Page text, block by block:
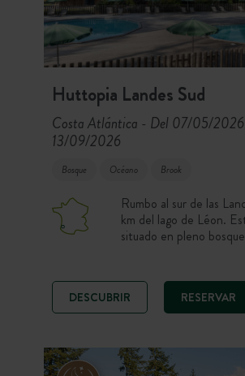
Huttopia Landes Sud
Costa Atlántica - Del 07/05/
13/09/2026
Bosque Océano Brook
Rumbo al sur de las
km del lago de Léon.
situado en pleno
el propio camping,
social con su bonita
espacio de piscinas.
otras actividades
alrededores del camping.
DESCUBRIR RESERVAR